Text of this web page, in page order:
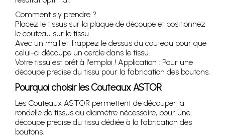
Comment s'y prendre ?
Placez le tissus sur la plaque de découpe et positionnez
le couteau sur le tissu.
Avec un maillet, frappez le dessus du couteau pour que
celui-ci découpe un cercle dans le tissu.
Votre tissu est prêt à l'emploi ! Application : Pour une
découpe précise du tissu pour la fabrication des boutons.
Pourquoi choisir les Couteaux ASTOR
Les Couteaux ASTOR permettent de découper la
rondelle de tissus au diamètre nécessaire, pour une
découpe précise du tissu dédiée à la fabrication des
boutons.